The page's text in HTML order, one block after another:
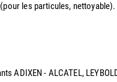
les particules,
- ALCATEL,